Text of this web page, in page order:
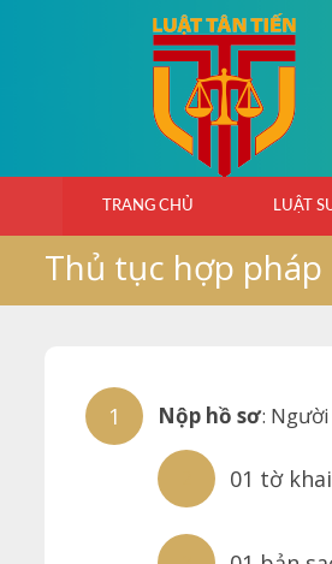
TRANG CHỦ LUẬT
Thủ tục hợp
Nộp hồ sơ:
01 tờ